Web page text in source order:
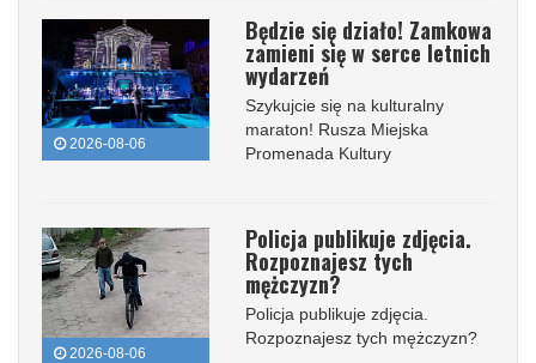
2026-08-06
Będzie się działo! Zamkowa
zamieni się w serce letnich
wydarzeń
Szykujcie się na kulturalny
maraton! Rusza Miejska
Promenada Kultury
2026-08-06
Policja publikuje zdjęcia.
Rozpoznajesz tych
mężczyzn?
Policja publikuje zdjęcia.
Rozpoznajesz tych mężczyzn?